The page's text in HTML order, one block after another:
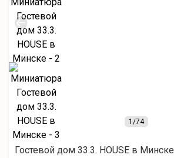
1/74
Гостевой дом 33.3. HOUSE в Минске